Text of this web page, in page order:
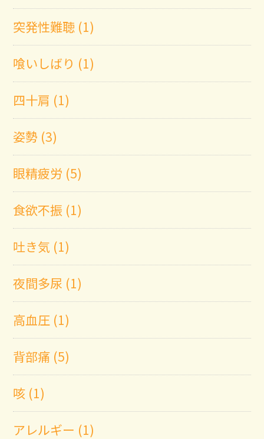
突発性難聴 (1)
喰いしばり (1)
四十肩 (1)
姿勢 (3)
眼精疲労 (5)
食欲不振 (1)
吐き気 (1)
夜間多尿 (1)
高血圧 (1)
背部痛 (5)
咳 (1)
アレルギー (1)